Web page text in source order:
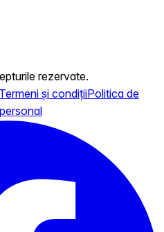
rezervate.
și condițiiPolitica de